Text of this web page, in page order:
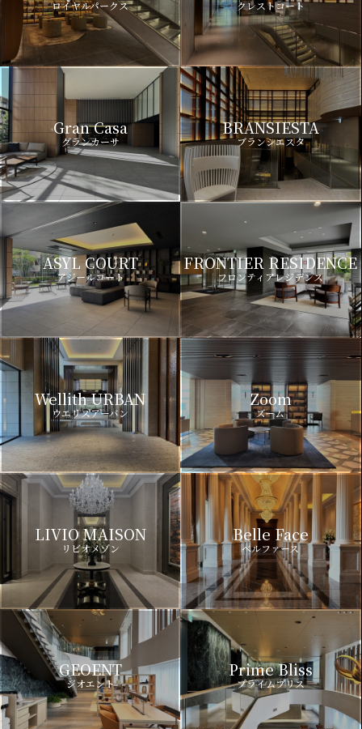
ロイヤルパークス クレストコート
Gran Casa
グランカーサ
BRANSIESTA
ブランシエスタ
ASYL COURT
アジールコート
FRONTIER RESIDENCE
フロンティアレジデンス
Wellith URBAN
ウエリスアーバン
Zoom
ズーム
LIVIO MAISON
リビオメゾン
Belle Face
ベルファース
GEOENT
ジオエント
Prime Bliss
プライムブリス